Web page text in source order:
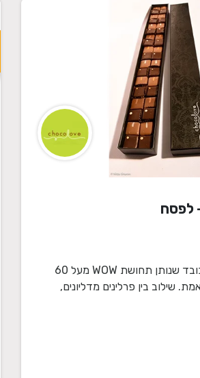
לפסח
מארז פסח ארוך ומכובד שנותן תחושת WOW מעל 60
שילוב בין פרלינים מדליונים,